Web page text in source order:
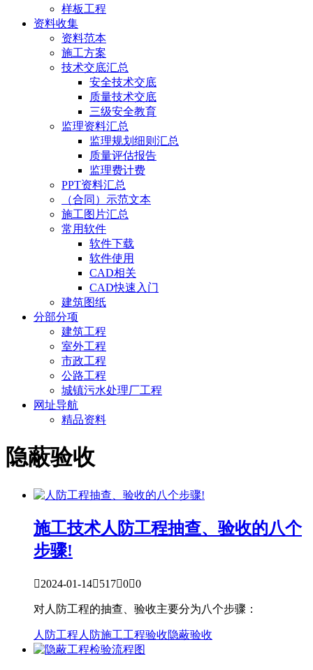
样板工程
资料收集
资料范本
施工方案
技术交底汇总
安全技术交底
质量技术交底
三级安全教育
监理资料汇总
监理规划细则汇总
质量评估报告
监理费计费
PPT资料汇总
（合同）示范文本
施工图片汇总
常用软件
软件下载
软件使用
CAD相关
CAD快速入门
建筑图纸
分部分项
建筑工程
室外工程
市政工程
公路工程
城镇污水处理厂工程
网址导航
精品资料
隐蔽验收
施工技术人防工程抽查、验收的八个
步骤!
2024-01-1451700
对人防工程的抽查、验收主要分为八个步骤：
人防工程 人防施工工程验收隐蔽验收